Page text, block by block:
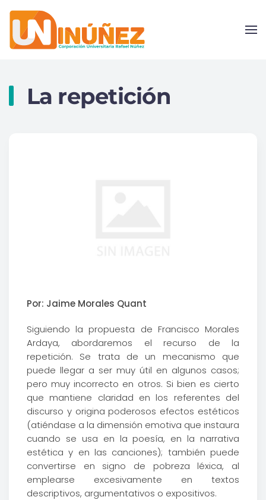
Skip to main content
La repetición
Por: Jaime Morales Quant
Siguiendo la propuesta de Francisco Morales
Ardaya, abordaremos el recurso de la
repetición. Se trata de un mecanismo que
puede llegar a ser muy útil en algunos casos;
pero muy incorrecto en otros. Si bien es cierto
que mantiene claridad en los referentes del
discurso y origina poderosos efectos estéticos
(atiéndase a la dimensión emotiva que instaura
cuando se usa en la poesía, en la narrativa
estética y en las canciones); también puede
convertirse en signo de pobreza léxica, al
emplearse excesivamente en textos
descriptivos, argumentativos o expositivos.